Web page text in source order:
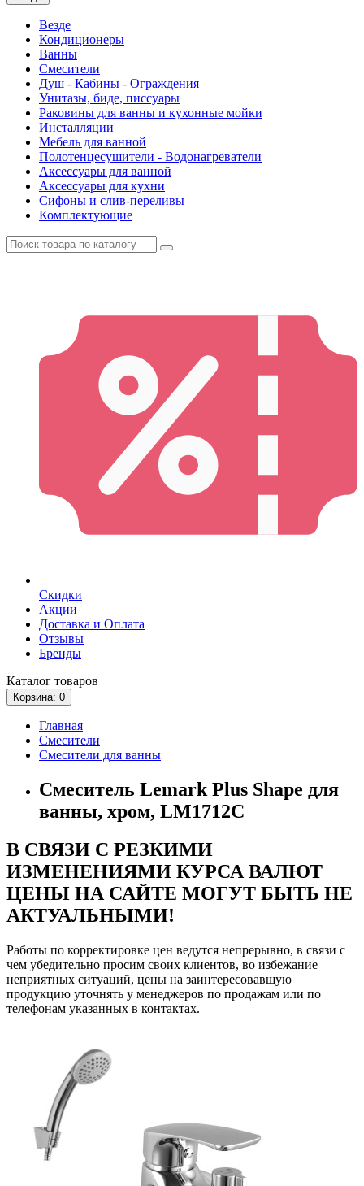
Везде
Кондиционеры
Ванны
Смесители
Душ - Кабины - Ограждения
Унитазы, биде, писсуары
Раковины для ванны и кухонные мойки
Инсталляции
Мебель для ванной
Полотенцесушители - Водонагреватели
Аксессуары для ванной
Аксессуары для кухни
Сифоны и слив-переливы
Комплектующие
Скидки
Акции
Доставка и Оплата
Отзывы
Бренды
Каталог товаров
Корзина: 0
Главная
Смесители
Смесители для ванны
Смеситель Lemark Plus Shape для
ванны, хром, LM1712С
В СВЯЗИ С РЕЗКИМИ
ИЗМЕНЕНИЯМИ КУРСА ВАЛЮТ
ЦЕНЫ НА САЙТЕ МОГУТ БЫТЬ НЕ
АКТУАЛЬНЫМИ!
Работы по корректировке цен ведутся непрерывно, в связи с
чем убедительно просим своих клиентов, во избежание
неприятных ситуаций, цены на заинтересовавшую
продукцию уточнять у менеджеров по продажам или по
телефонам указанных в контактах.